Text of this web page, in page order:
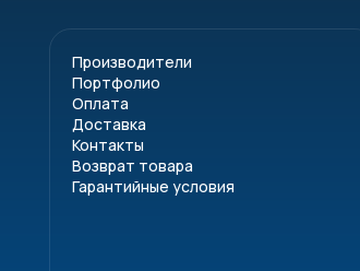
Производители
Портфолио
Оплата
Доставка
Контакты
Возврат товара
Гарантийные условия